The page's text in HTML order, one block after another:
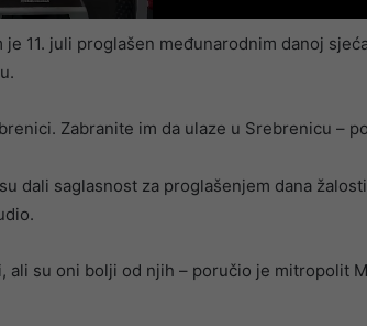
11. juli proglašen međunarodnim danoj
Zabranite im da ulaze u Srebrenicu –
dali saglasnost za proglašenjem dana
ali su oni bolji od njih – poručio je mitropolit